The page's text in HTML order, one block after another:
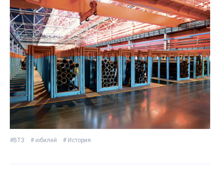
#ВТЗ # юбилей # История